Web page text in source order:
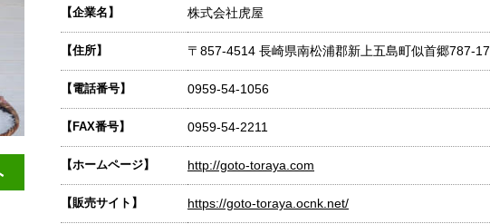
【企業名】 株式会社虎屋
【住所】 〒857-4514 長崎県南松浦郡新上五島町似首郷787-17
【電話番号】 0959-54-1056
【FAX番号】 0959-54-2211
【ホームページ】 http://goto-toraya.com
【販売サイト】 https://goto-toraya.ocnk.net/